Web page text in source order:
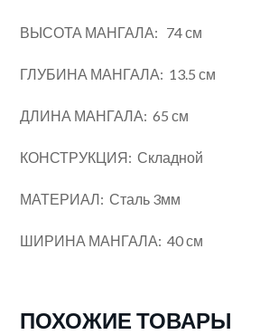
ВЫСОТА МАНГАЛА: 74 см
ГЛУБИНА МАНГАЛА: 13.5 см
ДЛИНА МАНГАЛА: 65 см
КОНСТРУКЦИЯ: Складной
МАТЕРИАЛ: Сталь 3мм
ШИРИНА МАНГАЛА: 40 см
ПОХОЖИЕ ТОВАРЫ